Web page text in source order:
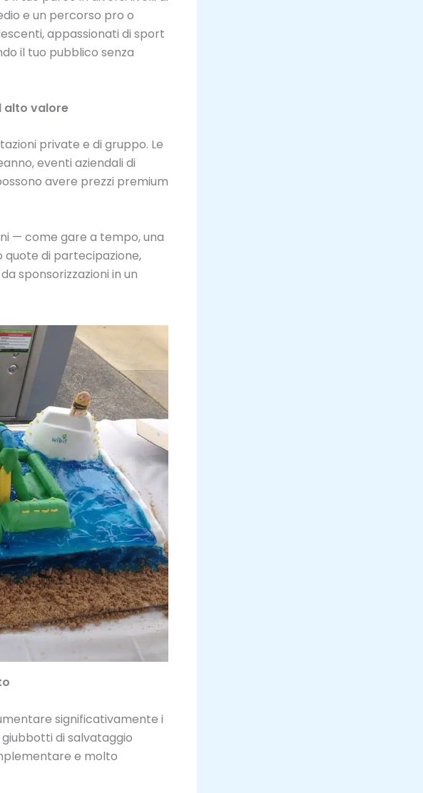
e un percorso pro o
appassionati di sport
il tuo pubblico senza
alto valore
private e di gruppo. Le
eventi aziendali di
avere prezzi premium
— come gare a tempo, una
quote di partecipazione,
sponsorizzazioni in un
significativamente i
di salvataggio
e molto